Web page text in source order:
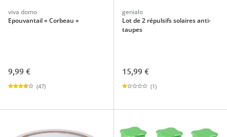
viva domo
Epouvantail « Corbeau »
9,99 €
(47)
genialo
Lot de 2 répulsifs solaires anti-
taupes
15,99 €
(1)